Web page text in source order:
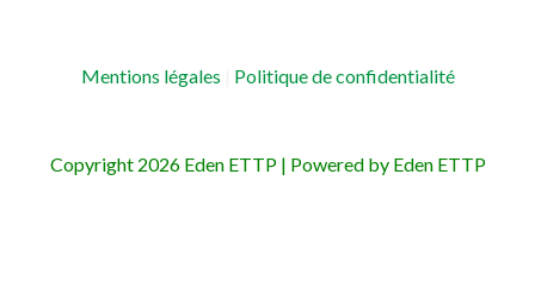
Mentions légales Politique de confidentialité
Copyright 2026 Eden ETTP | Powered by Eden ETTP